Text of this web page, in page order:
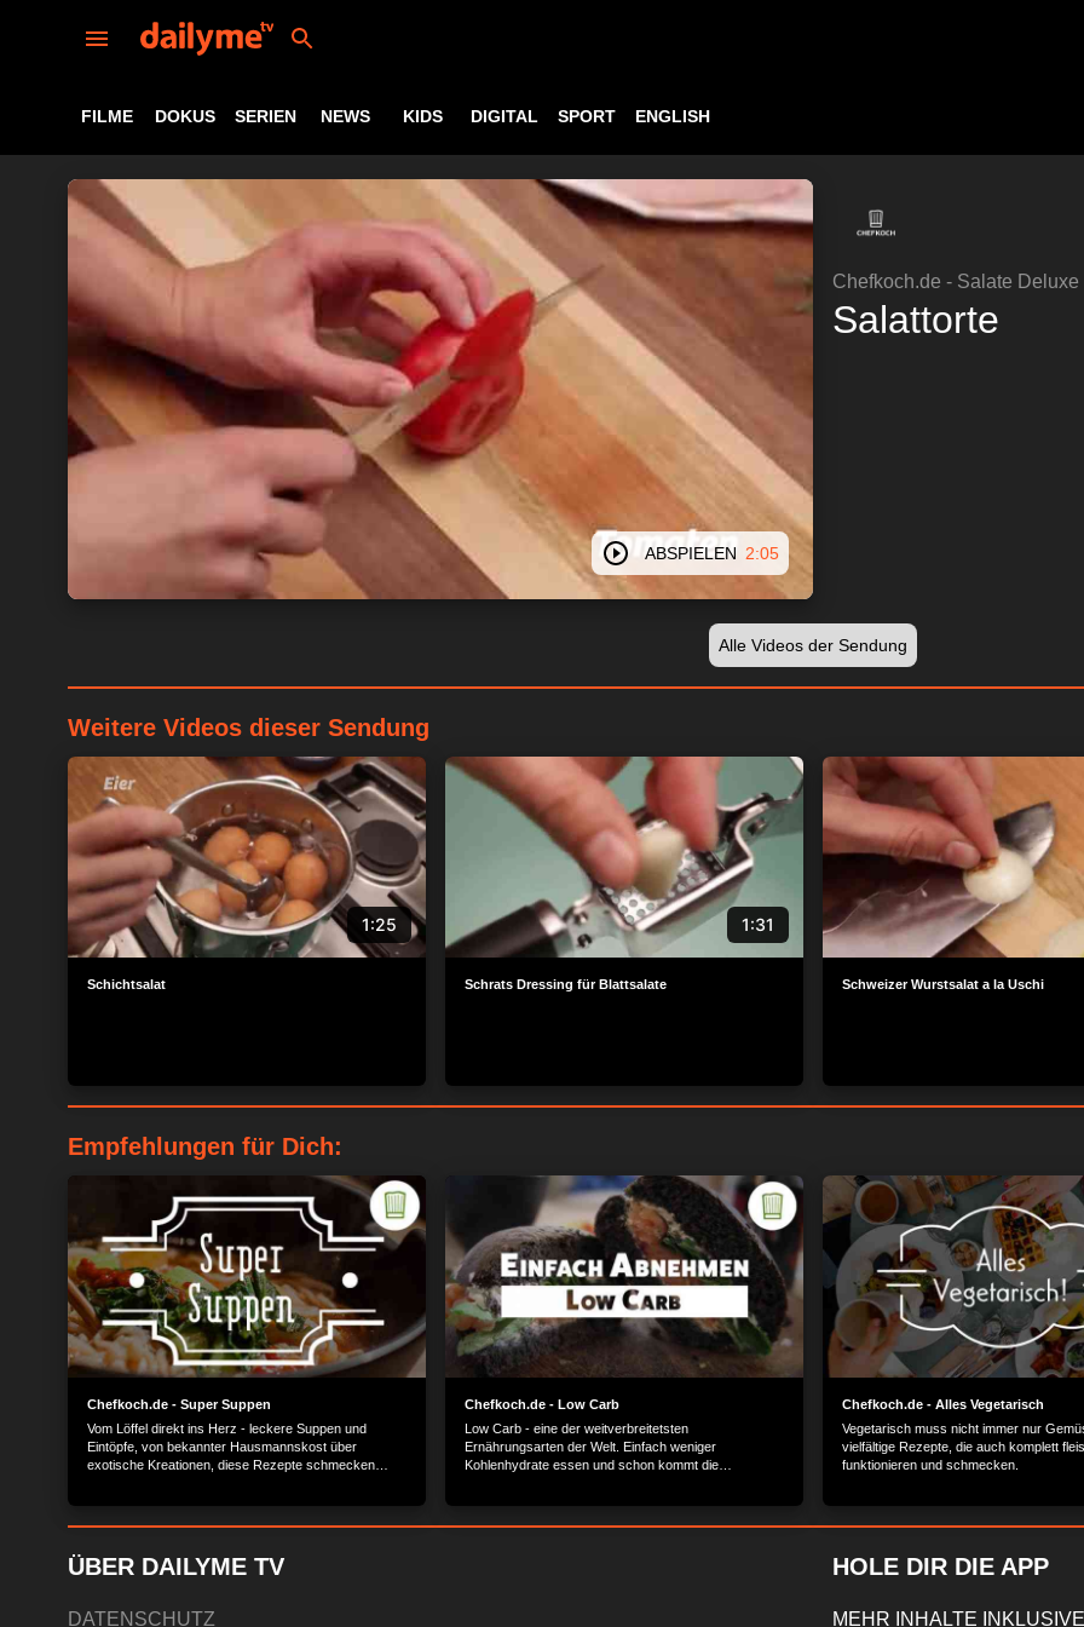
FILME DOKUS SERIEN NEWS KIDS DIGITAL SPORT ENGLISH
ABSPIELEN 2:05
Chefkoch.de - Salate Deluxe
Salattorte
Alle Videos der Sendung
Weitere Videos dieser Sendung
1:25
Schichtsalat
1:31
Schrats Dressing für Blattsalate Schweizer Wurstsalat a la Uschi
Empfehlungen für Dich:
Chefkoch.de - Super Suppen
Vom Löffel direkt ins Herz - leckere Suppen und
Eintöpfe, von bekannter Hausmannskost über
exotische Kreationen, diese Rezepte schmecken
Chefkoch.de - Low Carb
Low Carb - eine der weitverbreitetsten
Ernährungsarten der Welt. Einfach weniger
Kohlenhydrate essen und schon kommt die
Chefkoch.de - Alles Vegetarisch
Vegetarisch muss nicht immer nur
vielfältige Rezepte, die auch komplett
funktionieren und schmecken.
ÜBER DAILYME TV
DATENSCHUTZ
HOLE DIR DIE APP
MEHR INHALTE